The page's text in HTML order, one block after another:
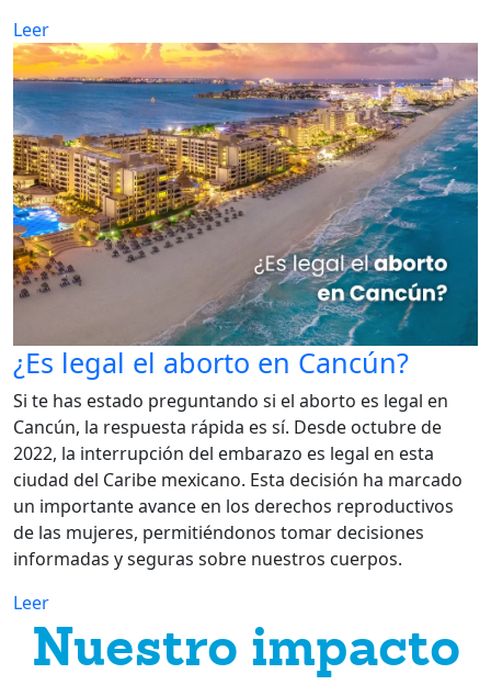
Leer
¿Es legal el aborto en Cancún?
Si te has estado preguntando si el aborto es legal en
Cancún, la respuesta rápida es sí. Desde octubre de
2022, la interrupción del embarazo es legal en esta
ciudad del Caribe mexicano. Esta decisión ha marcado
un importante avance en los derechos reproductivos
de las mujeres, permitiéndonos tomar decisiones
informadas y seguras sobre nuestros cuerpos.
Leer
Nuestro impacto